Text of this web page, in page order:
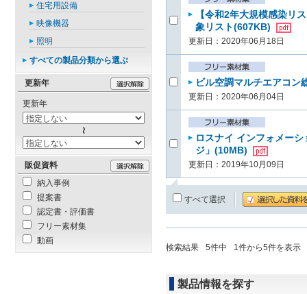
【令和2年大規模感染リ
象リスト(607KB)
更新日：2020年06月18日
ビル空調マルチエアコ
更新日：2020年06月04日
ロスナイ インフォメー
ジ」(10MB)
更新日：2019年10月09日
すべて選択
検索結果 5件中 1件から5件を表示
製品情報を探す
住宅用設備
映像機器
照明
すべての製品分類から選ぶ
更新年
更新年
販促資料
納入事例
提案書
認定書・評価書
フリー素材集
動画